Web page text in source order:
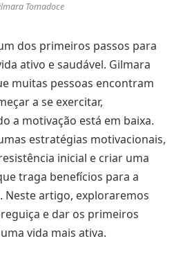
Tomadoce
dos primeiros passos para
ativo e saudável. Gilmara
muitas pessoas encontram
a se exercitar,
a motivação está em baixa.
estratégias motivacionais,
inicial e criar uma
traga benefícios para a
Neste artigo, exploraremos
e dar os primeiros
vida mais ativa.